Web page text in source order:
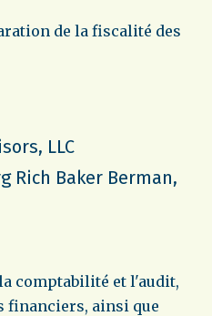
de la fiscalité des
LLC
Rich Baker Berman,
comptabilité et l'audit,
financiers, ainsi que